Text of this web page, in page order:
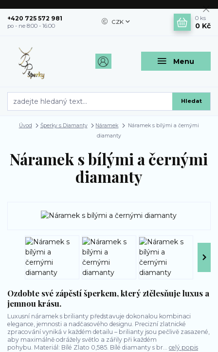
Menu
CZK
Hledat
+420 725 572 981
po - ne 8:00 - 16:00
0 ks
0 Kč
Úvod Šperky s Diamanty Náramek
Náramek s bílými a černými
diamanty
Náramek s bílými a černými
diamanty
Ozdobte své zápěstí šperkem, který ztělesňuje luxus a
jemnou krásu.
Luxusní náramek s brilianty představuje dokonalou kombinaci
elegance, jemnosti a nadčasového designu. Precizní zlatnické
zpracování vyniká v každém detailu – brilianty jsou pečlivě zasazené,
aby maximálně odrážely světlo a zářily při každém
pohybu. Materiál: Bílé Zlato 0,585. Bílé diamanty s br... celý popis